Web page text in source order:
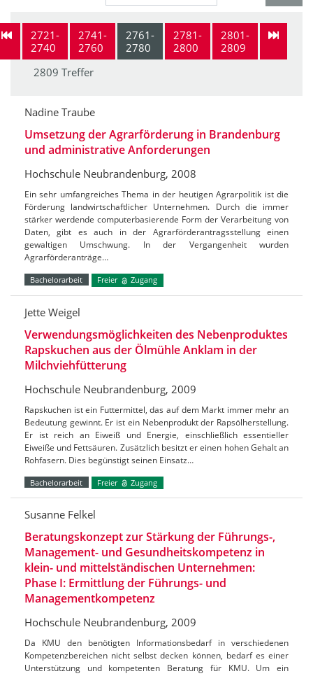
2721-
2740
2741-
2760
2761-
2780
2781-
2800
2801-
2809
2809 Treffer
Nadine Traube
Umsetzung der Agrarförderung in Brandenburg
und administrative Anforderungen
Hochschule Neubrandenburg, 2008
Ein sehr umfangreiches Thema in der heutigen Agrarpolitik ist die
Förderung landwirtschaftlicher Unternehmen. Durch die immer
stärker werdende computerbasierende Form der Verarbeitung von
Daten, gibt es auch in der Agrarförderantragsstellung einen
gewaltigen Umschwung. In der Vergangenheit wurden
Agrarförderanträge…
Bachelorarbeit Freier Zugang
Jette Weigel
Verwendungsmöglichkeiten des Nebenproduktes
Rapskuchen aus der Ölmühle Anklam in der
Milchviehfütterung
Hochschule Neubrandenburg, 2009
Rapskuchen ist ein Futtermittel, das auf dem Markt immer mehr an
Bedeutung gewinnt. Er ist ein Nebenprodukt der Rapsölherstellung.
Er ist reich an Eiweiß und Energie, einschließlich essentieller
Eiweiße und Fettsäuren. Zusätzlich besitzt er einen hohen Gehalt an
Rohfasern. Dies begünstigt seinen Einsatz…
Bachelorarbeit Freier Zugang
Susanne Felkel
Beratungskonzept zur Stärkung der Führungs-,
Management- und Gesundheitskompetenz in
klein- und mittelständischen Unternehmen:
Phase I: Ermittlung der Führungs- und
Managementkompetenz
Hochschule Neubrandenburg, 2009
Da KMU den benötigten Informationsbedarf in verschiedenen
Kompetenzbereichen nicht selbst decken können, bedarf es einer
Unterstützung und kompetenten Beratung für KMU. Um ein